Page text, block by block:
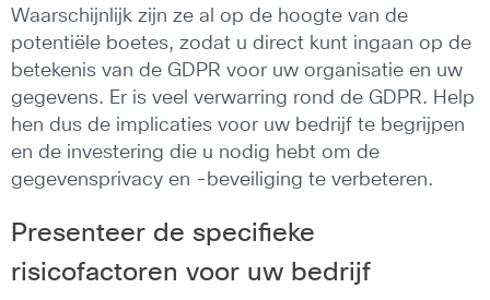
Waarschijnlijk zijn ze al op de hoogte van de
potentiële boetes, zodat u direct kunt ingaan op de
betekenis van de GDPR voor uw organisatie en uw
gegevens. Er is veel verwarring rond de GDPR. Help
hen dus de implicaties voor uw bedrijf te begrijpen
en de investering die u nodig hebt om de
gegevensprivacy en -beveiliging te verbeteren.
Presenteer de specifieke
risicofactoren voor uw bedrijf